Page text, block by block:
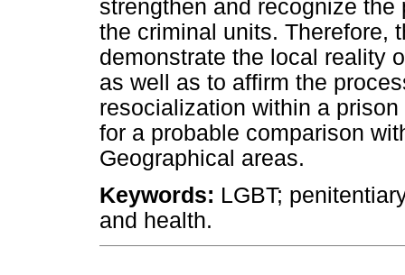
strengthen and recognize
the criminal units. Therefore,
demonstrate the local reality
as well as to affirm the
resocialization within a
for a probable comparison
Geographical areas.
Keywords: LGBT;
and health.